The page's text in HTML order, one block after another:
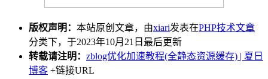
版权声明： 本站原创文章，由xiari发表在PHP技术文章
分类下，于2023年10月21日最后更新
转载请注明： zblog优化加速教程(全静态资源缓存) | 夏日
博客 +链接URL